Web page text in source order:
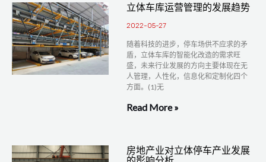
立体车库运营管理的发展趋势
2022-05-27
随着科技的进步，停车场供不应求的矛
盾，立体车库的智能化改造的需求旺
盛，未来行业发展的方向主要体现在无
人管理，人性化，信息化和定制化四个
方面。(1)无
Read More »
房地产业对立体停车产业发展